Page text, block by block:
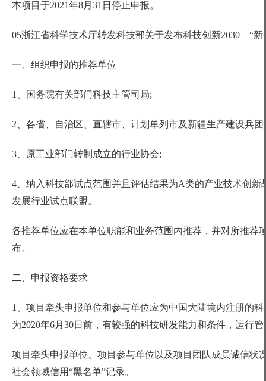
本项目于2021年8月31日停止申报。
05浙江省科学技术厅转发科技部关于发布科技创新2030—“
一、组织申报的推荐单位
1、国务院有关部门科技主管司局;
2、各省、自治区、直辖市、计划单列市及新疆生产建设兵
3、原工业部门转制成立的行业协会;
4、纳入科技部试点范围并且评估结果为A类的产业技术创
发展行业试点联盟。
各推荐单位应在本单位职能和业务范围内推荐，并对所推
布。
二、申报资格要求
1、项目牵头申报单位和参与单位应为中国大陆境内注册的
为2020年6月30日前，有较强的科技研发能力和条件，运行
项目牵头申报单位、项目参与单位以及项目团队成员诚信
社会领域信用“黑名单”记录。